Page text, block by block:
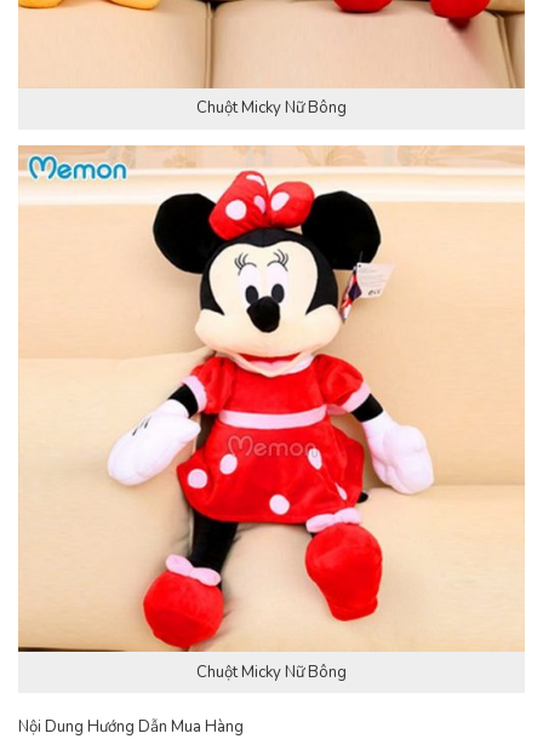
Chuột Micky Nữ Bông
Chuột Micky Nữ Bông
Nội Dung Hướng Dẫn Mua Hàng